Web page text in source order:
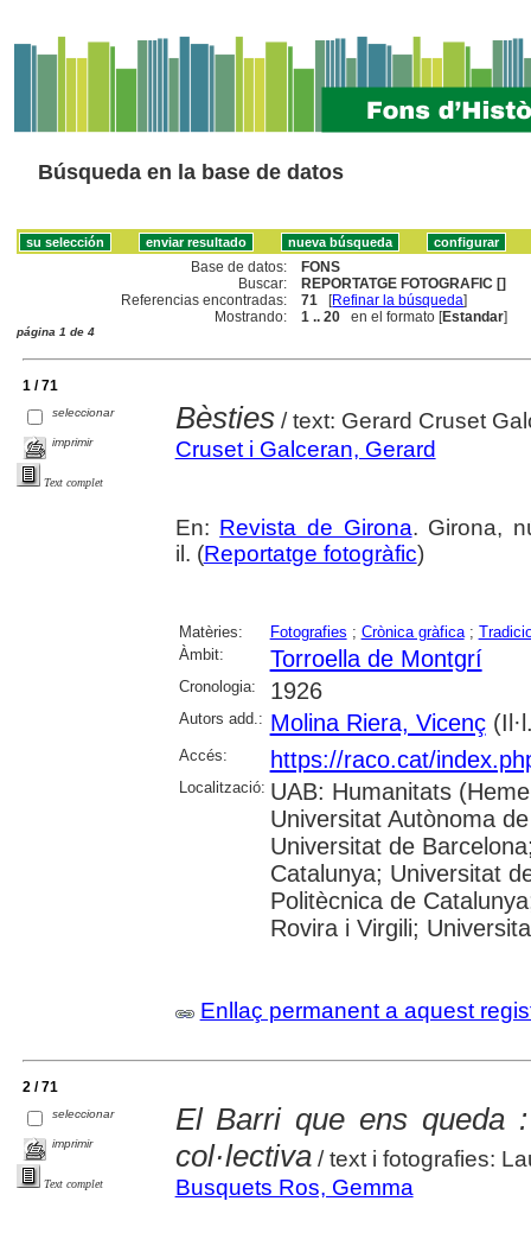
Búsqueda en la base de datos
Base de datos:
FONS
Buscar:
REPORTATGE FOTOGRAFIC []
Referencias encontradas:
71 [Refinar la búsqueda]
Mostrando:
1 .. 20 en el formato [Estandar]
página 1 de 4
1 / 71
seleccionar
imprimir
Text complet
Bèsties/ text: Gerard Cruset
Cruset i Galceran, Gerard
En: Revista de Girona. Girona,
il. (Reportatge fotogràfic)
Matèries: Fotografies ; Crònica gràfica;
Àmbit:
Torroella de Montgrí
Cronologia: 1926
Autors add.: Molina Riera, Vicenç
Accés: https://raco.cat/
Localització: UAB: Humanitats
Universitat Autònoma
Universitat de
Catalunya; Universitat
Politècnica de
Rovira i Virgili;
Enllaç permanent a aquest
2 / 71
seleccionar
imprimir
Text complet
El Barri que ens queda
col·lectiva/ text i fotografies:
Busquets Ros, Gemma